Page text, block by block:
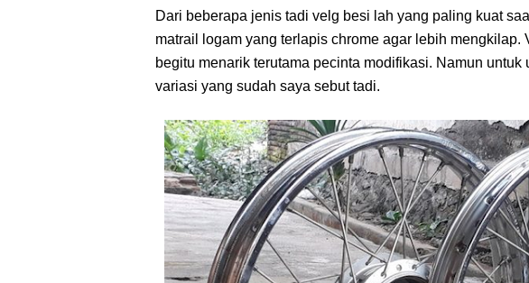
Dari beberapa jenis tadi velg besi lah yang paling kuat
matrail logam yang terlapis chrome agar lebih mengkilap.
begitu menarik terutama pecinta modifikasi. Namun
variasi yang sudah saya sebut tadi.